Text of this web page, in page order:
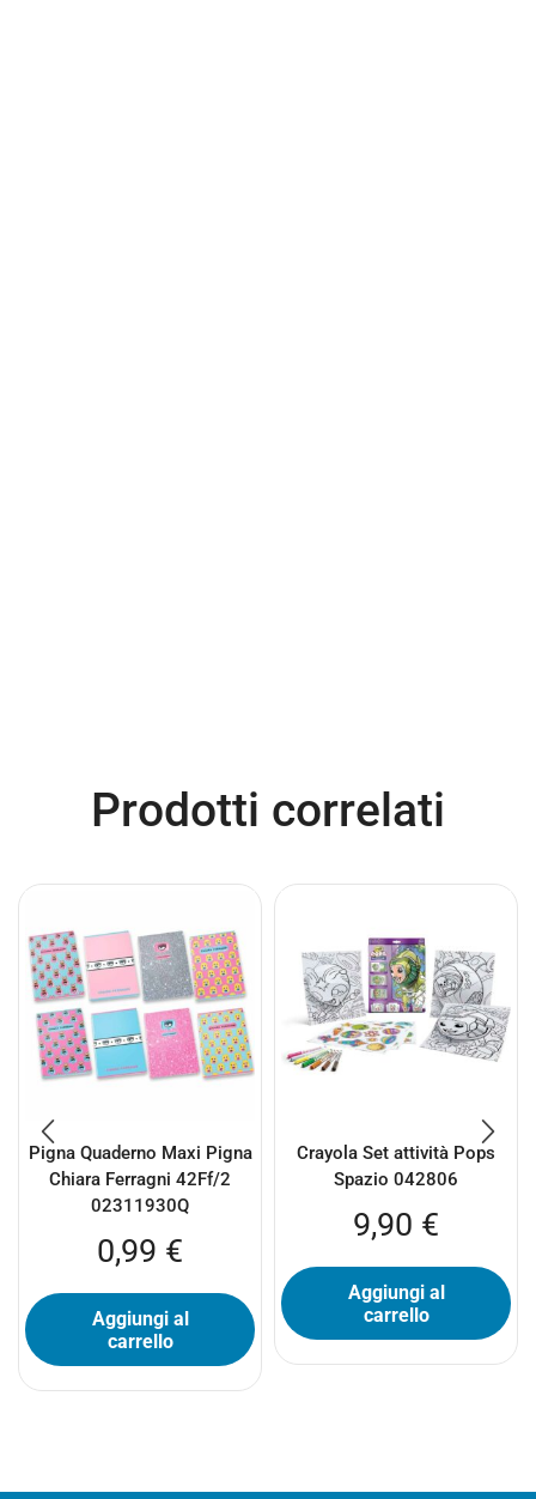
Prodotti correlati
Pigna Quaderno Maxi Pigna
Chiara Ferragni 42Ff/2
02311930Q
0,99 €
Aggiungi al
carrello
Crayola Set attività Pops
Spazio 042806
9,90 €
Aggiungi al
carrello